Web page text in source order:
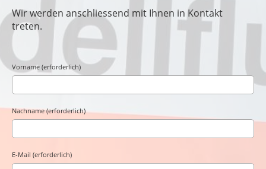
Wir werden anschliessend mit Ihnen in Kontakt
treten.
Vorname (erforderlich)
Nachname (erforderlich)
E-Mail (erforderlich)